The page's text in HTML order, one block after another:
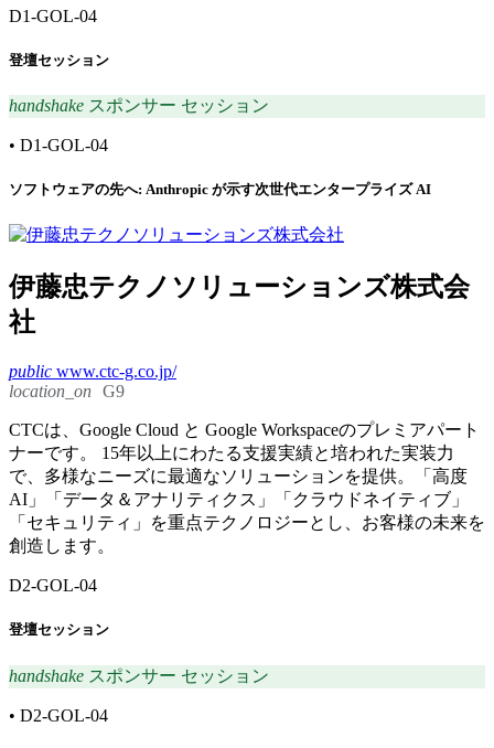
D1-GOL-04
登壇セッション
handshake スポンサー セッション
• D1-GOL-04
ソフトウェアの先へ: Anthropic が示す次世代エンタープライズ AI
伊藤忠テクノソリューションズ株式会
社
public www.ctc-g.co.jp/
location_on G9
CTCは、Google Cloud と Google Workspaceのプレミアパート
ナーです。 15年以上にわたる支援実績と培われた実装力
で、多様なニーズに最適なソリューションを提供。「高度
AI」「データ＆アナリティクス」「クラウドネイティブ」
「セキュリティ」を重点テクノロジーとし、お客様の未来を
創造します。
D2-GOL-04
登壇セッション
handshake スポンサー セッション
• D2-GOL-04